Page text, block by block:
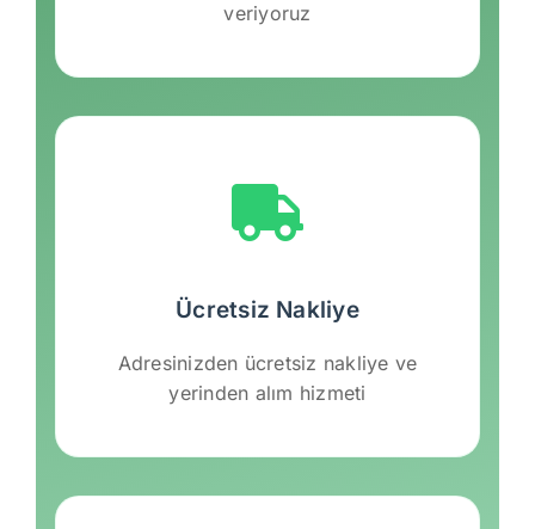
veriyoruz
Ücretsiz Nakliye
Adresinizden ücretsiz nakliye ve
yerinden alım hizmeti